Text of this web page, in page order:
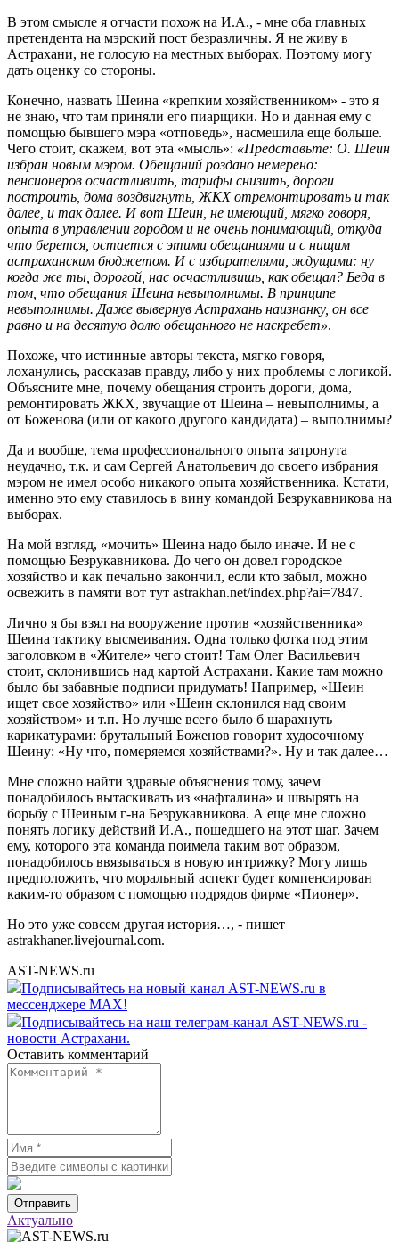
В этом смысле я отчасти похож на И.А., - мне оба главных
претендента на мэрский пост безразличны. Я не живу в
Астрахани, не голосую на местных выборах. Поэтому могу
дать оценку со стороны.
Конечно, назвать Шеина «крепким хозяйственником» - это я
не знаю, что там приняли его пиарщики. Но и данная ему с
помощью бывшего мэра «отповедь», насмешила еще больше.
Чего стоит, скажем, вот эта «мысль»: «Представьте: О. Шеин
избран новым мэром. Обещаний роздано немерено:
пенсионеров осчастливить, тарифы снизить, дороги
построить, дома воздвигнуть, ЖКХ отремонтировать и так
далее, и так далее. И вот Шеин, не имеющий, мягко говоря,
опыта в управлении городом и не очень понимающий, откуда
что берется, остается с этими обещаниями и с нищим
астраханским бюджетом. И с избирателями, ждущими: ну
когда же ты, дорогой, нас осчастливишь, как обещал? Беда в
том, что обещания Шеина невыполнимы. В принципе
невыполнимы. Даже вывернув Астрахань наизнанку, он все
равно и на десятую долю обещанного не наскребет».
Похоже, что истинные авторы текста, мягко говоря,
лоханулись, рассказав правду, либо у них проблемы с логикой.
Объясните мне, почему обещания строить дороги, дома,
ремонтировать ЖКХ, звучащие от Шеина – невыполнимы, а
от Боженова (или от какого другого кандидата) – выполнимы?
Да и вообще, тема профессионального опыта затронута
неудачно, т.к. и сам Сергей Анатольевич до своего избрания
мэром не имел особо никакого опыта хозяйственника. Кстати,
именно это ему ставилось в вину командой Безрукавникова на
выборах.
На мой взгляд, «мочить» Шеина надо было иначе. И не с
помощью Безрукавникова. До чего он довел городское
хозяйство и как печально закончил, если кто забыл, можно
освежить в памяти вот тут astrakhan.net/index.php?ai=7847.
Лично я бы взял на вооружение против «хозяйственника»
Шеина тактику высмеивания. Одна только фотка под этим
заголовком в «Жителе» чего стоит! Там Олег Васильевич
стоит, склонившись над картой Астрахани. Какие там можно
было бы забавные подписи придумать! Например, «Шеин
ищет свое хозяйство» или «Шеин склонился над своим
хозяйством» и т.п. Но лучше всего было б шарахнуть
карикатурами: брутальный Боженов говорит худосочному
Шеину: «Ну что, померяемся хозяйствами?». Ну и так далее…
Мне сложно найти здравые объяснения тому, зачем
понадобилось вытаскивать из «нафталина» и швырять на
борьбу с Шеиным г-на Безрукавникова. А еще мне сложно
понять логику действий И.А., пошедшего на этот шаг. Зачем
ему, которого эта команда поимела таким вот образом,
понадобилось ввязываться в новую интрижку? Могу лишь
предположить, что моральный аспект будет компенсирован
каким-то образом с помощью подрядов фирме «Пионер».
Но это уже совсем другая история…, - пишет
astrakhaner.livejournal.com.
AST-NEWS.ru
Подписывайтесь на новый канал AST-NEWS.ru в
мессенджере MAX!
Подписывайтесь на наш телеграм-канал AST-NEWS.ru -
новости Астрахани.
Оставить комментарий
Отправить
Актуально